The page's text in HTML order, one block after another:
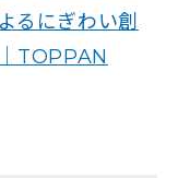
るにぎわい創
TOPPAN